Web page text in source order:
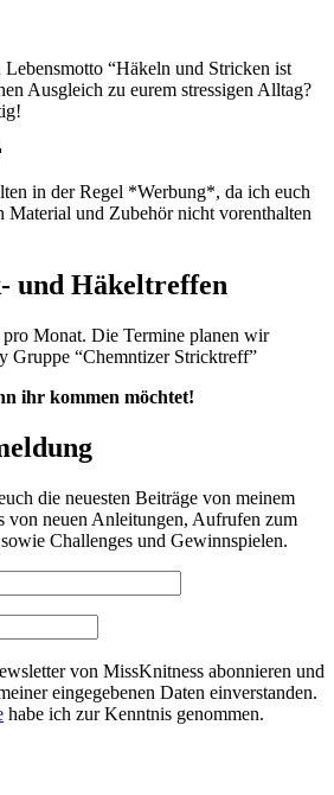
“Häkeln und Stricken ist
Ausgleich zu eurem stressigen Alltag?
in der Regel *Werbung*, da ich euch
Material und Zubehör nicht vorenthalten
und Häkeltreffen
Monat. Die Termine planen wir
Gruppe “Chemntizer Stricktreff”
ihr kommen möchtet!
die neuesten Beiträge von meinem
von neuen Anleitungen, Aufrufen zum
Challenges und Gewinnspielen.
von MissKnitness abonnieren und
eingegebenen Daten einverstanden.
habe ich zur Kenntnis genommen.